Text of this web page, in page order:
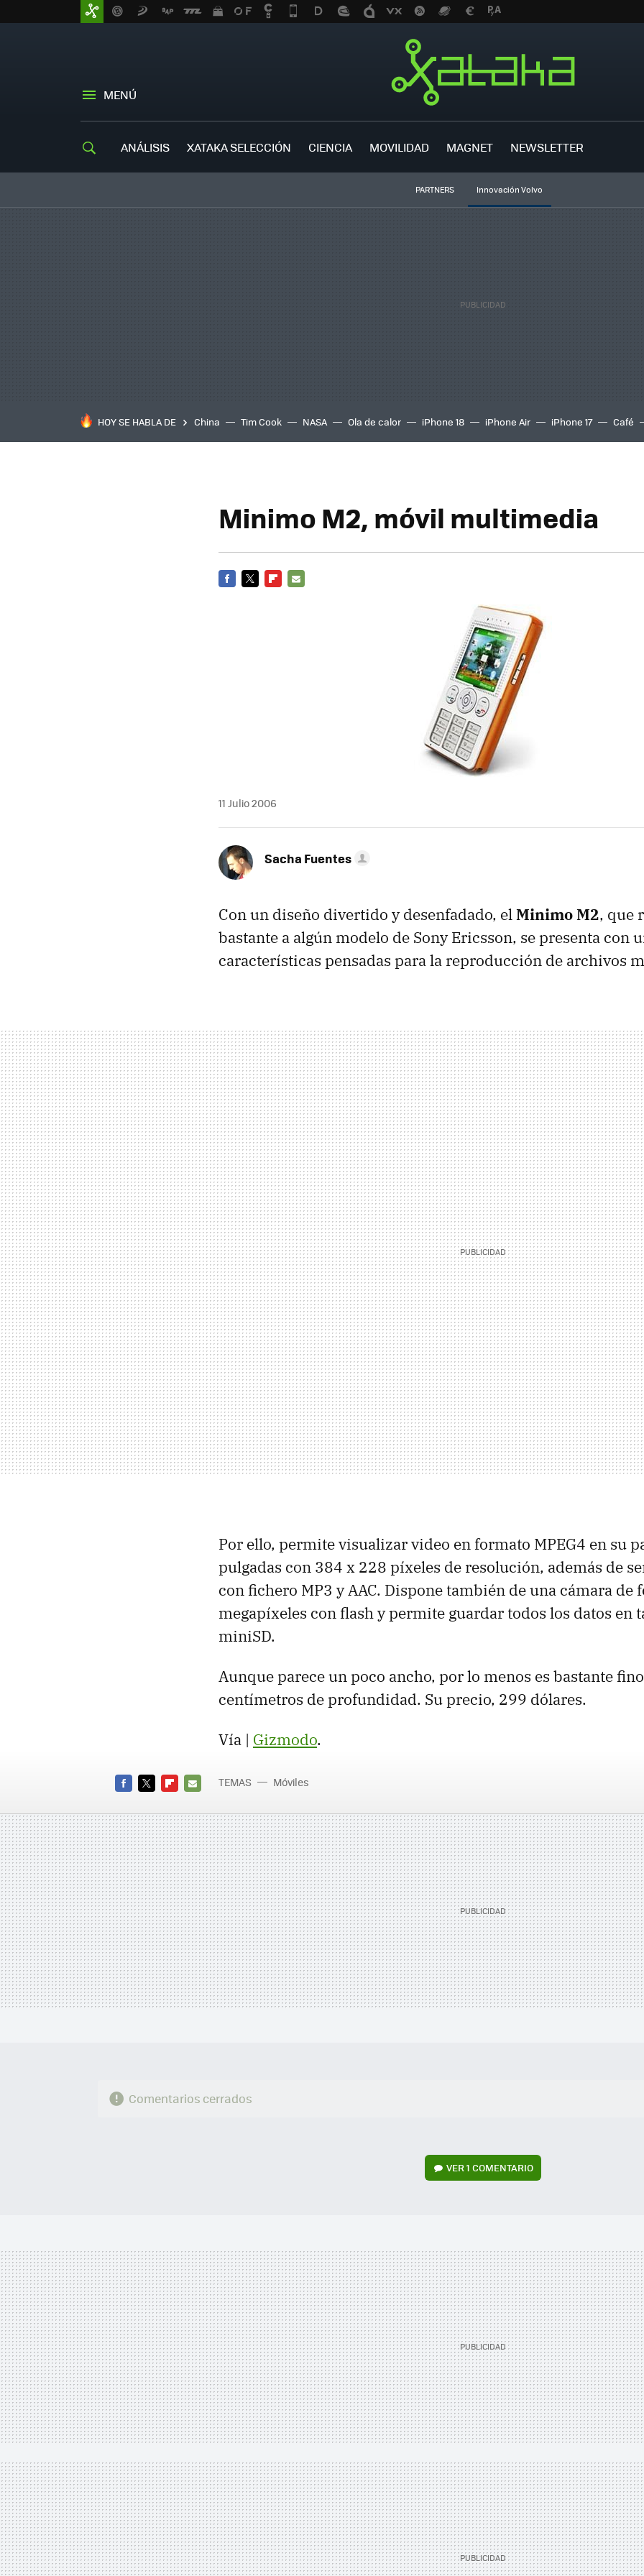
MENÚ
ANÁLISIS XATAKA SELECCIÓN CIENCIA MOVILIDAD MAGNET NEWSLETTER
PARTNERS Innovación Volvo
HOY SE HABLA DE China Tim Cook NASA Ola de calor iPhone 18 iPhone Air iPhone 17 Café
Minimo M2, móvil multimedia
11 Julio 2006
Sacha Fuentes
Con un diseño divertido y desenfadado, elMinimo M2, que
bastante a algún modelo de Sony Ericsson, se presenta con
características pensadas para la reproducción de archivos
Por ello, permite visualizar video en formato MPEG4 en su
pulgadas con 384 x 228 píxeles de resolución, además de
con fichero MP3 y AAC. Dispone también de una cámara de
megapíxeles con flash y permite guardar todos los datos en
miniSD.
Aunque parece un poco ancho, por lo menos es bastante
centímetros de profundidad. Su precio, 299 dólares.
Vía | Gizmodo.
MAIL
TEMAS Móviles
Comentarios cerrados
VER1 COMENTARIO